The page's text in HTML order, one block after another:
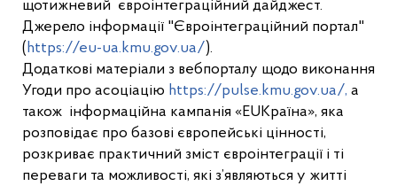
щотижневий євроінтеграційний дайджест.
Джерело інформації "Євроінтеграційний портал"
(https://eu-ua.kmu.gov.ua/).
Додаткові матеріали з вебпорталу щодо виконання
Угоди про асоціацію https://pulse.kmu.gov.ua/, а
також інформаційна кампанія «EUКраїна», яка
розповідає про базові європейські цінності,
розкриває практичний зміст євроінтеграції і ті
переваги та можливості, які з’являються у житті